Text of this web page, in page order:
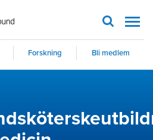
Forskning Bli medlem